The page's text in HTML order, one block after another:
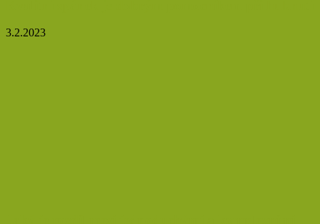
3.2.2023